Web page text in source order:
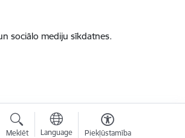
sociālo mediju sīkdatnes.
Meklēt Language Piekļūstamība